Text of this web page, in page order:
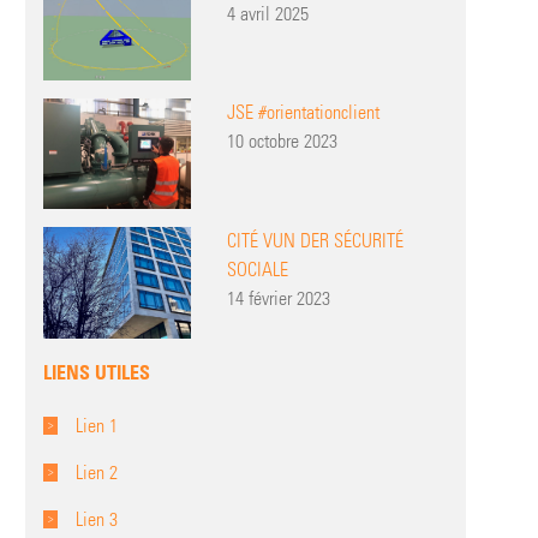
4 avril 2025
JSE #orientationclient
10 octobre 2023
CITÉ VUN DER SÉCURITÉ
SOCIALE
14 février 2023
LIENS UTILES
Lien 1
Lien 2
Lien 3